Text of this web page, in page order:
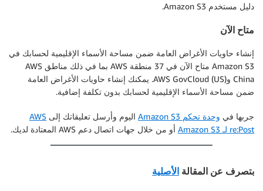
دليل مستخدم Amazon S3.
متاح الآن
إنشاء حاويات الأغراض العامة ضمن مساحة الأسماء الإقليمية لحسابك في
Amazon S3 متاح الآن في 37 منطقة AWS بما في ذلك مناطق AWS
China وAWS GovCloud (US). يمكنك إنشاء حاويات الأغراض العامة
ضمن مساحة الأسماء الإقليمية لحسابك بدون تكلفة إضافية.
جربها في وحدة تحكم Amazon S3 اليوم وأرسل تعليقاتك إلى AWS
re:Post لـ Amazon S3
أو من خلال جهات اتصال دعم AWS المعتادة لديك.
بتصرف عن المقالة الأصلية